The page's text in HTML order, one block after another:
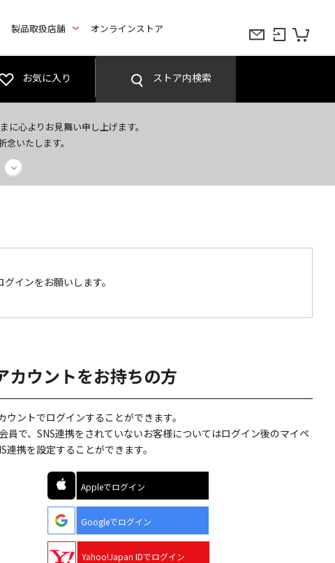
製品取扱店舗 オンラインストア
お気に入り ストア内検索
心よりお見舞い申し上げます。
いたします。
インをお願いします。
カウントをお持ちの方
ウントでログインすることができます。
員で、SNS連携をされていないお客様についてはログイン後のマイペ
連携を設定することができます。
Appleでログイン
Googleでログイン
Yahoo!Japan IDでログイン